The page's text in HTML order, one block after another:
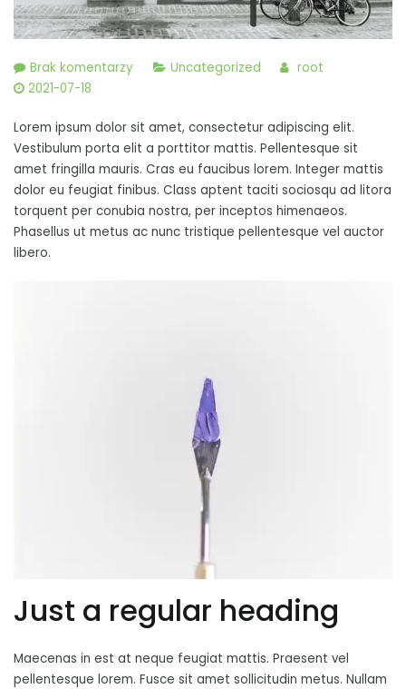
Brak komentarzy
dui,
dignissim
id
felis
vitae,
consectetur
Uncategorized
root
2021-07-18
Lorem ipsum dolor sit amet, consectetur adipiscing elit.
Vestibulum porta elit a porttitor mattis. Pellentesque sit
amet fringilla mauris. Cras eu faucibus lorem. Integer mattis
dolor eu feugiat finibus. Class aptent taciti sociosqu ad litora
torquent per conubia nostra, per inceptos himenaeos.
Phasellus ut metus ac nunc tristique pellentesque vel auctor
libero.
Just a regular heading
Maecenas in est at neque feugiat mattis. Praesent vel
pellentesque lorem. Fusce sit amet sollicitudin metus. Nullam